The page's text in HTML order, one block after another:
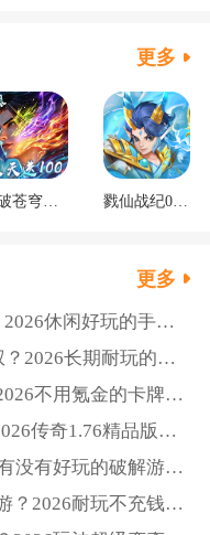
更多
斗破苍穹：三年之约3.5折免费版 戮仙战纪0.05折新篇章
更多
玩的手游大全下载合集
玩的三国手游GM版推荐
用氪金的卡牌游戏精选
1.76精品版下载推荐
好玩的破解游戏排行榜
玩不充钱的良心手游推荐